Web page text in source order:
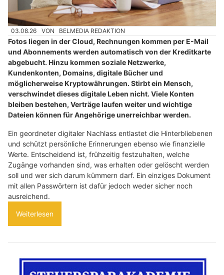
03.08.26 VON BELMEDIA REDAKTION
Fotos liegen in der Cloud, Rechnungen kommen per E-Mail
und Abonnements werden automatisch von der Kreditkarte
abgebucht. Hinzu kommen soziale Netzwerke,
Kundenkonten, Domains, digitale Bücher und
möglicherweise Kryptowährungen. Stirbt ein Mensch,
verschwindet dieses digitale Leben nicht. Viele Konten
bleiben bestehen, Verträge laufen weiter und wichtige
Dateien können für Angehörige unerreichbar werden.
Ein geordneter digitaler Nachlass entlastet die Hinterbliebenen
und schützt persönliche Erinnerungen ebenso wie finanzielle
Werte. Entscheidend ist, frühzeitig festzuhalten, welche
Zugänge vorhanden sind, was erhalten oder gelöscht werden
soll und wer sich darum kümmern darf. Ein einziges Dokument
mit allen Passwörtern ist dafür jedoch weder sicher noch
ausreichend.
Weiterlesen